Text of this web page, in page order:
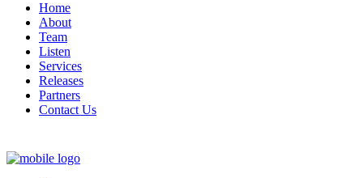
Home
About
Team
Listen
Services
Releases
Partners
Contact Us